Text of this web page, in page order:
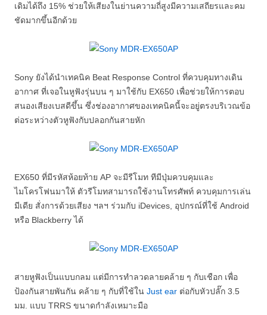
เดิมได้ถึง 15% ช่วยให้เสียงในย่านความถี่สูงมีความเสถียรและคม
ชัดมากขึ้นอีกด้วย
Sony ยังได้นำเทคนิค Beat Response Control ที่ควบคุมทางเดิน
อากาศ ที่เจอในหูฟังรุ่นบน ๆ มาใช้กับ EX650 เพื่อช่วยให้การตอบ
สนองเสียงเบสดีขึ้น ซึ่งช่องอากาศของเทคนิคนี้จะอยู่ตรงบริเวณข้อ
ต่อระหว่างตัวหูฟังกับปลอกกันสายหัก
EX650 ที่มีรหัสห้อยท้าย AP จะมีรีโมท ทีมีปุ่มควบคุมและ
ไมโครโฟนมาให้ ตัวรีโมทสามารถใช้งานโทรศัพท์ ควบคุมการเล่น
มีเดีย สั่งการด้วยเสียง ฯลฯ ร่วมกับ iDevices, อุปกรณ์ที่ใช้ Android
หรือ Blackberry ได้
สายหูฟังเป็นแบบกลม แต่มีการทำลวดลายคล้าย ๆ กับเชือก เพื่อ
ป้องกันสายพันกัน คล้าย ๆ กับที่ใช้ใน Just ear ต่อกับหัวปลั๊ก 3.5
มม. แบบ TRRS ขนาดกำลังเหมาะมือ